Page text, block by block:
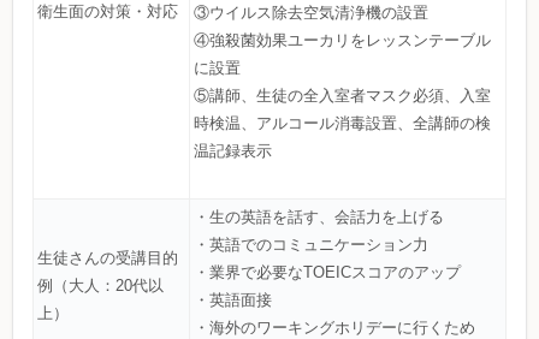
衛生面の対策・対応
③ウイルス除去空気清浄機の設置
④強殺菌効果ユーカリをレッスンテーブル
に設置
⑤講師、生徒の全入室者マスク必須、入室
時検温、アルコール消毒設置、全講師の検
温記録表示
生徒さんの受講目的
例（大人：20代以
上）
・生の英語を話す、会話力を上げる
・英語でのコミュニケーション力
・業界で必要なTOEICスコアのアップ
・英語面接
・海外のワーキングホリデーに行くため